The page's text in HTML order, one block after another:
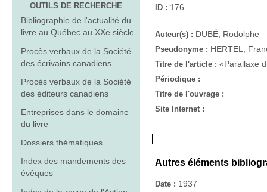
OUTILS DE RECHERCHE
Bibliographie de l'actualité du
livre au Québec au XXe siècle
Procès verbaux de la Société
des écrivains canadiens
Procès verbaux de la Société
des éditeurs canadiens
Entreprises dans le domaine
du livre
Dossiers thématiques
Index des mandements des
évêques
ID : 176
Auteur(s) : DUBÉ, Rodolphe
Pseudonyme : HERTEL,
Titre de l'article : «Parallaxe
Périodique :
Titre de l'ouvrage :
Site Internet :
Autres éléments
Date : 1937